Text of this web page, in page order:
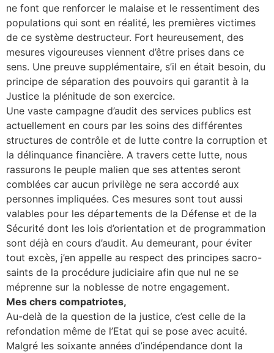
ne font que renforcer le malaise et le ressentiment des
populations qui sont en réalité, les premières victimes
de ce système destructeur. Fort heureusement, des
mesures vigoureuses viennent d’être prises dans ce
sens. Une preuve supplémentaire, s’il en était besoin, du
principe de séparation des pouvoirs qui garantit à la
Justice la plénitude de son exercice.
Une vaste campagne d’audit des services publics est
actuellement en cours par les soins des différentes
structures de contrôle et de lutte contre la corruption et
la délinquance financière. A travers cette lutte, nous
rassurons le peuple malien que ses attentes seront
comblées car aucun privilège ne sera accordé aux
personnes impliquées. Ces mesures sont tout aussi
valables pour les départements de la Défense et de la
Sécurité dont les lois d’orientation et de programmation
sont déjà en cours d’audit. Au demeurant, pour éviter
tout excès, j’en appelle au respect des principes sacro-
saints de la procédure judiciaire afin que nul ne se
méprenne sur la noblesse de notre engagement.
Mes chers compatriotes,
Au-delà de la question de la justice, c’est celle de la
refondation même de l’Etat qui se pose avec acuité.
Malgré les soixante années d’indépendance dont la